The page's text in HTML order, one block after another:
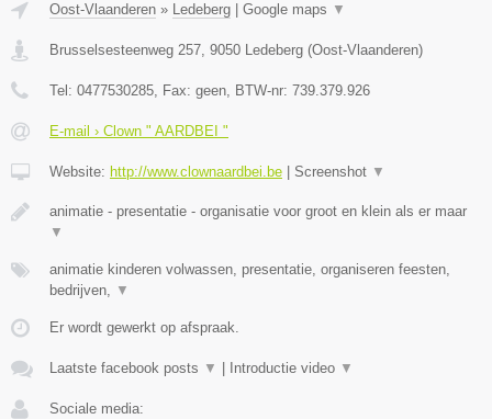
Oost-Vlaanderen » Ledeberg Google maps ▼
Brusselsesteenweg 257, 9050 Ledeberg (Oost-Vlaanderen)
Tel: 0477530285, Fax: geen, BTW-nr: 739.379.926
E-mail › Clown " AARDBEI "
Website: http://www.clownaardbei.be Screenshot ▼
animatie - presentatie - organisatie voor groot en klein als er maar
▼
animatie kinderen volwassen, presentatie, organiseren feesten,
bedrijven, ▼
Er wordt gewerkt op afspraak.
Laatste facebook posts ▼ Introductie video ▼
Sociale media: